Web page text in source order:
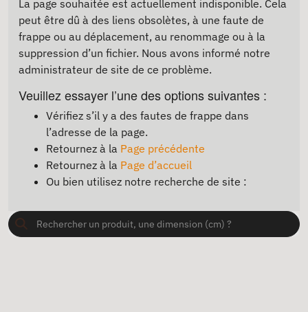
La page souhaitée est actuellement indisponible. Cela
peut être dû à des liens obsolètes, à une faute de
frappe ou au déplacement, au renommage ou à la
suppression d’un fichier. Nous avons informé notre
administrateur de site de ce problème.
Veuillez essayer l’une des options suivantes :
Vérifiez s’il y a des fautes de frappe dans
l’adresse de la page.
Retournez à la Page précédente
Retournez à la Page d’accueil
Ou bien utilisez notre recherche de site :